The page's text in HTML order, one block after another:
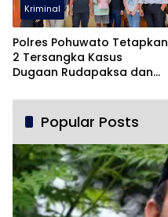
Kriminal
Polres Pohuwato Tetapkan
2 Tersangka Kasus
Dugaan Rudapaksa dan
Popular Posts